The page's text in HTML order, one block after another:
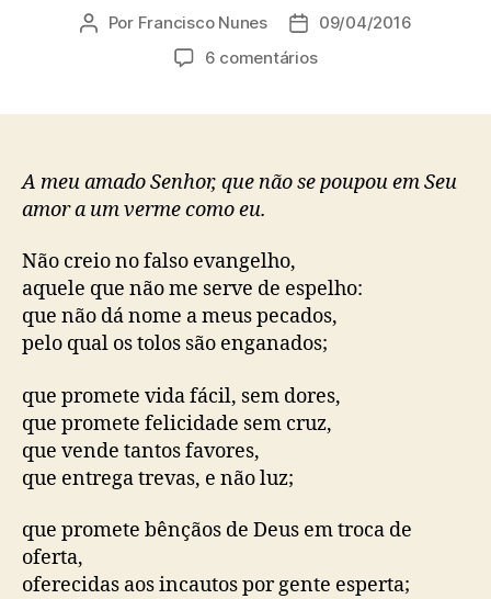
s
A
r
p
o
t
Por Francisco Nunes
D
a
d
u
c
a
ç
09/04/2016
6 comentáriose
á
a
s
e
g
r
F
a
A meu amado Senhor, que não se poupou em Seu
amor a um verme como eu.
Não creio no falso evangelho,
aquele que não me serve de espelho:
que não dá nome a meus pecados,
pelo qual os tolos são enganados;
que promete vida fácil, sem dores,
que promete felicidade sem cruz,
que vende tantos favores,
que entrega trevas, e não luz;
que promete bênçãos de Deus em troca de
oferta,
oferecidas aos incautos por gente esperta;